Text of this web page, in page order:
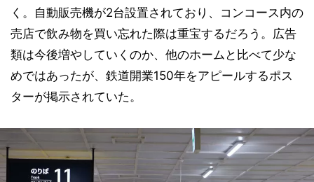
く。自動販売機が2台設置されており、コンコース内の
売店で飲み物を買い忘れた際は重宝するだろう。広告
類は今後増やしていくのか、他のホームと比べて少な
めではあったが、鉄道開業150年をアピールするポス
ターが掲示されていた。